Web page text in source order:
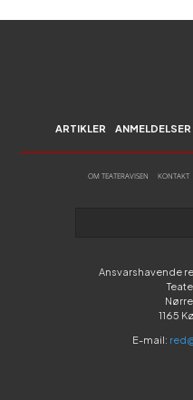
ARTIKLER ANMELDELSER
OM TEATERAVISEN KONTAKT
Ansvarshavende
1165
E-mail: